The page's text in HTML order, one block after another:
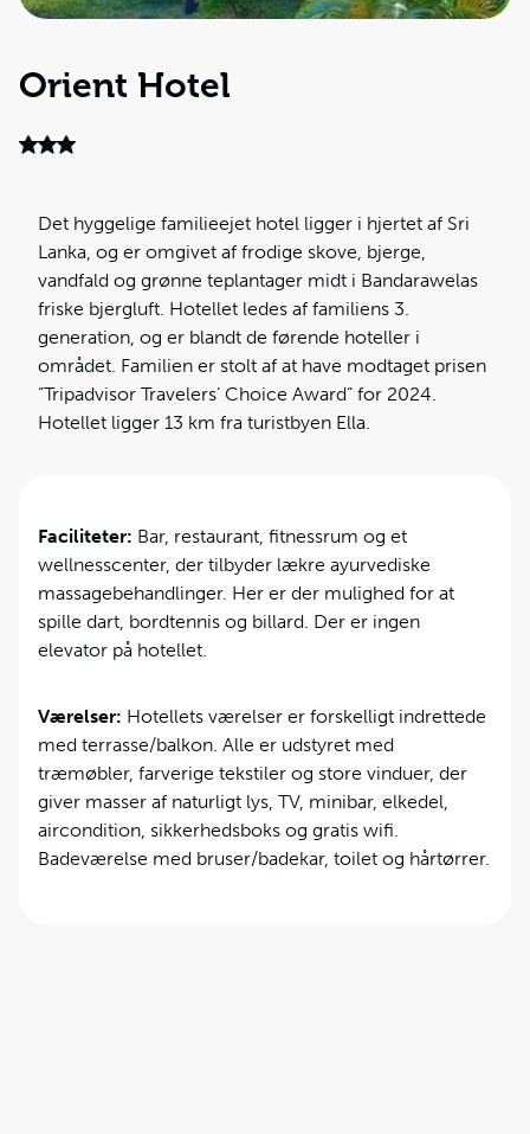
Orient Hotel
Det hyggelige familieejet hotel ligger i hjertet af Sri
Lanka, og er omgivet af frodige skove, bjerge,
vandfald og grønne teplantager midt i Bandarawelas
friske bjergluft. Hotellet ledes af familiens 3.
generation, og er blandt de førende hoteller i
området. Familien er stolt af at have modtaget prisen
”Tripadvisor Travelers’ Choice Award” for 2024.
Hotellet ligger 13 km fra turistbyen Ella.
Faciliteter: Bar, restaurant, fitnessrum og et
wellnesscenter, der tilbyder lækre ayurvediske
massagebehandlinger. Her er der mulighed for at
spille dart, bordtennis og billard. Der er ingen
elevator på hotellet.
Værelser: Hotellets værelser er forskelligt indrettede
med terrasse/balkon. Alle er udstyret med
træmøbler, farverige tekstiler og store vinduer, der
giver masser af naturligt lys, TV, minibar, elkedel,
aircondition, sikkerhedsboks og gratis wifi.
Badeværelse med bruser/badekar, toilet og hårtørrer.